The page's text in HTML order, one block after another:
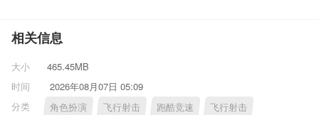
相关信息
大小
465.45MB
时间
2026年08月07日 05:09
分类
角色扮演 飞行射击 跑酷竞速 飞行射击